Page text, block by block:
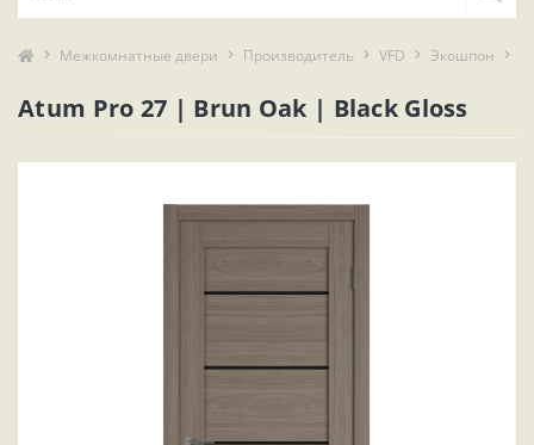
Межкомнатные двери Производитель VFD Экошпон
Atum Pro 27 | Brun Oak | Black Gloss